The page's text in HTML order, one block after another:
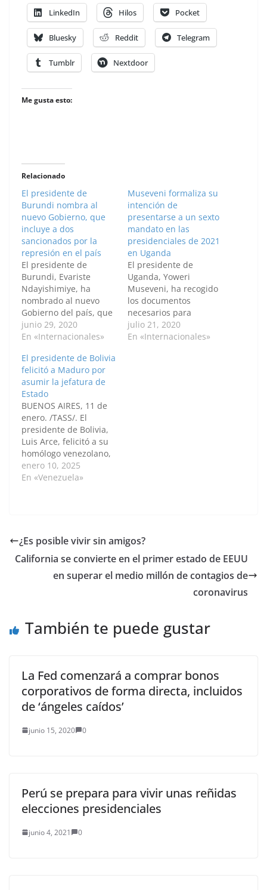
LinkedIn Hilos Pocket
Bluesky Reddit Telegram
Tumblr Nextdoor
Me gusta esto:
Relacionado
El presidente de
Burundi nombra al
nuevo Gobierno, que
incluye a dos
sancionados por la
represión en el país
El presidente de
Burundi, Evariste
Ndayishimiye, ha
nombrado al nuevo
Gobierno del país, que
incluye a dos personas
sobre las que pesan
Unidos y la Unión
Europea (UE), entre
ellos el primer
ministro, Alain-
Guillaume Bunyoni. El
Ejecutivo de Burundi
ha destacado a través
de su cuenta en…
junio 29, 2020
En «Internacionales»
Museveni formaliza su
intención de
presentarse a un sexto
mandato en las
presidenciales de 2021
en Uganda
El presidente de
Uganda, Yoweri
Museveni, ha recogido
los documentos
necesarios para
presentarse a la
reelección como
julio 21, 2020
En «Internacionales»
El presidente de Bolivia
felicitó a Maduro por
asumir la jefatura de
Estado
BUENOS AIRES, 11 de
enero. /TASS/. El
presidente de Bolivia,
Luis Arce, felicitó a su
homólogo venezolano,
Nicolás Maduro, por
asumir el cargo de jefe
abrazo y felicitaciones
al presidente
venezolano Nicolás
Maduro, a quien
deseamos éxito para
enero 10, 2025
En «Venezuela»
¿Es posible vivir sin amigos?
California se convierte en el primer estado de EEUU
en superar el medio millón de contagios de
coronavirus
También te puede gustar
La Fed comenzará a comprar bonos
corporativos de forma directa, incluidos
de ‘ángeles caídos’
junio 15, 2020 0
Perú se prepara para vivir unas reñidas
elecciones presidenciales
junio 4, 2021 0